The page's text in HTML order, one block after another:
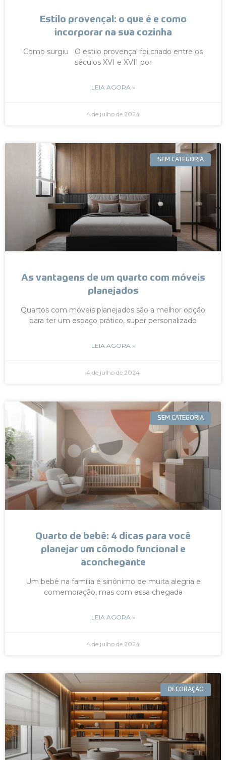
Estilo provençal: o que é e como
incorporar na sua cozinha
Como surgiu O estilo provençal foi criado entre os
séculos XVI e XVII por
LEIA AGORA »
4 de julho de 2024
SEM CATEGORIA
As vantagens de um quarto com móveis
planejados
Quartos com móveis planejados são a melhor opção
para ter um espaço prático, super personalizado
LEIA AGORA »
4 de julho de 2024
SEM CATEGORIA
Quarto de bebê: 4 dicas para você
planejar um cômodo funcional e
aconchegante
Um bebê na família é sinônimo de muita alegria e
comemoração, mas com essa chegada
LEIA AGORA »
4 de julho de 2024
DECORAÇÃO